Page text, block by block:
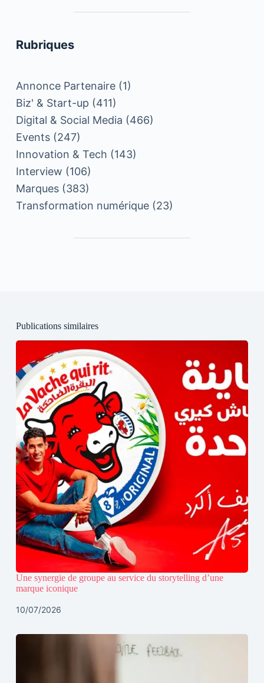
Rubriques
Annonce Partenaire(1)
Biz' & Start-up (411)
Digital & Social Media (466)
Events(247)
Innovation & Tech (143)
Interview (106)
Marques(383)
Transformation numérique(23)
Publications similaires
Une synergie de groupe au service du storytelling d’une
marque iconique
10/07/2026